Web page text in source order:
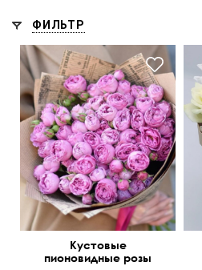
ФИЛЬТР
В крафтовой упаковке
Кустовые
пионовидные розы